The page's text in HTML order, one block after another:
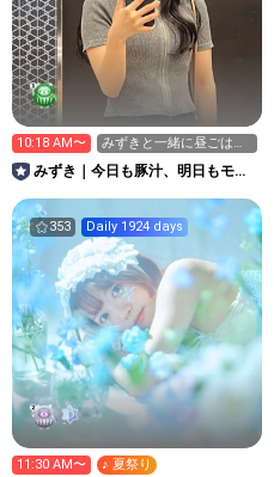
10:18 AM〜
みずきと一緒に昼ごはん
食べよ〜
みずき｜今日も豚汁、明日もモデ
353 Daily 1924 days
11:30 AM〜 ♪ 夏祭り